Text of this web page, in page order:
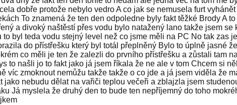
dobře protože nebylo vedro A co jak se nemusela furt
To znamená že ten den odpoledne byly fakt těžké Brody A
a divoký naštěstí přes vodu bylo natažený lano takže jsem
byl teda vodu stejný level než co jsme měli na PC No tak zas
do přístřešku který byl totál přeplněný Bylo to úplně jasné
co měli je ten že zalezli do prvního přístřešku a zůstali tam
to našli jo to fakt jako já jsem říkala že ne ale v tom Chcem si
víc zmoknout nemůžu takže takže o co jde a já jsem viděla že
nebudu dělat na vařiči teplou večeři a zblajzla jsem
Já myslela že druhý den to bude ten nepříjemný do toho